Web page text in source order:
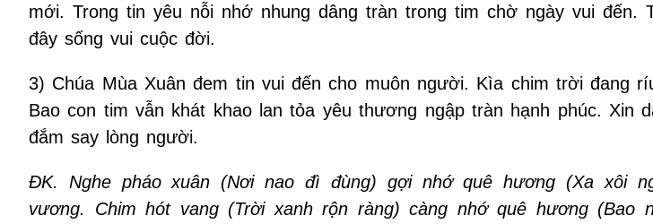
mới. Trong tin yêu nỗi nhớ nhung dâng tràn trong tim chờ ngày vui đến.
đây sống vui cuộc đời.
3) Chúa Mùa Xuân đem tin vui đến cho muôn người. Kìa chim trời đang
Bao con tim vẫn khát khao lan tỏa yêu thương ngập tràn hạnh phúc. Xin
đắm say lòng người.
ĐK. Nghe pháo xuân (Nơi nao đì đùng) gợi nhớ quê hương (Xa xôi
vương. Chim hót vang (Trời xanh rộn ràng) càng nhớ quê hương (Bao